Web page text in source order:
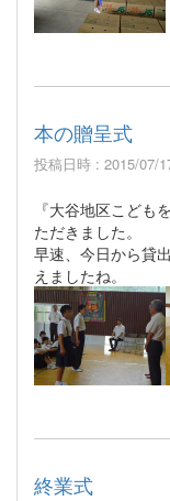
本の贈呈式
投稿日時 : 2015/07/
『大谷地区こども
ただきました。
早速、今日から貸
えましたね。
終業式